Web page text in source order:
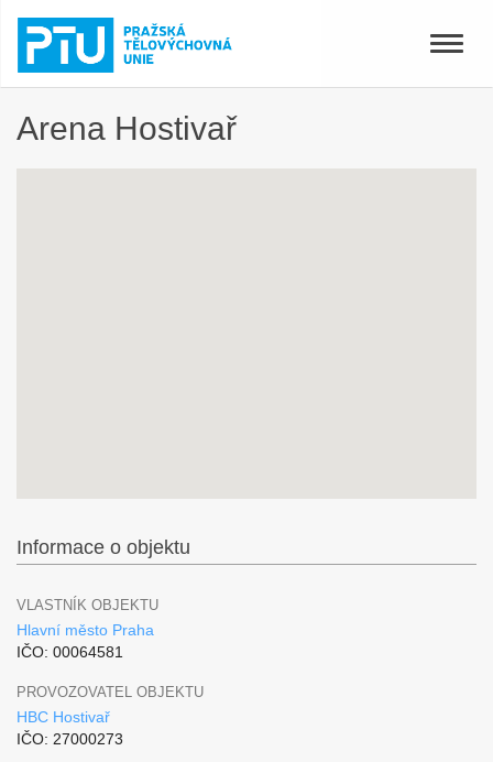
Toggle
Arena Hostivař
Informace o objektu
VLASTNÍK OBJEKTU
Hlavní město Praha
IČO: 00064581
PROVOZOVATEL OBJEKTU
HBC Hostivař
IČO: 27000273